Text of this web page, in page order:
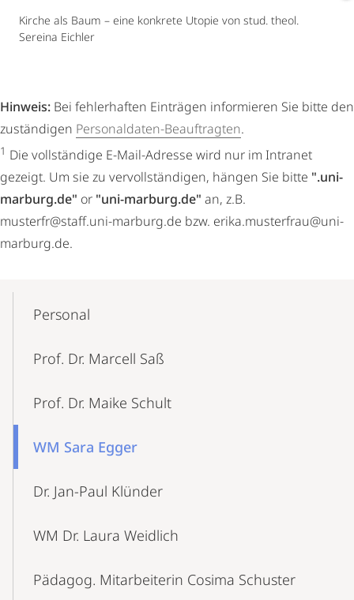
Kirche als Baum – eine konkrete Utopie von stud. theol.
Sereina Eichler
Hinweis: Bei fehlerhaften Einträgen informieren Sie bitte den
zuständigen Personaldaten-Beauftragten.
1 Die vollständige E-Mail-Adresse wird nur im Intranet
gezeigt. Um sie zu vervollständigen, hängen Sie bitte ".uni-
marburg.de" or "uni-marburg.de" an, z.B.
musterfr@staff.uni-marburg.de bzw. erika.musterfrau@uni-
marburg.de.
NavigationPersonal
Prof. Dr. Marcell Saß
Prof. Dr. Maike Schult
WM Sara Egger
Dr. Jan-Paul Klünder
WM Dr. Laura Weidlich
Pädagog. Mitarbeiterin Cosima Schuster